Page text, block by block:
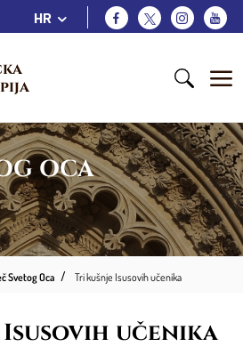
HR
OCA
Svetog Oca Tri kušnje Isusovih učenika
učenika